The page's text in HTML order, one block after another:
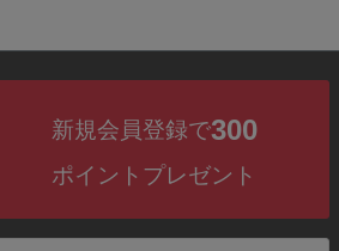
新規会員登録で300
ポイントプレゼント